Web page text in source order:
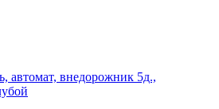
автомат, внедорожник 5д.,